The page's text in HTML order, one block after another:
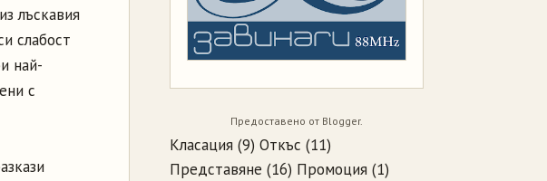
лъскавия
слабост
най-
с
Предоставено от Blogger.
Класация (9) Откъс (11)
Представяне (16) Промоция (1)